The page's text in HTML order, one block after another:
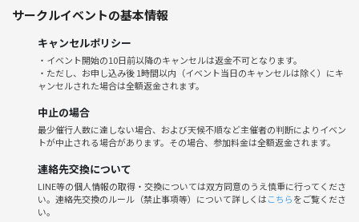
お酒を片手に、アラサー仲間と日々のストレスを忘れてリラックスしま
◯お酒が飲めない方も大歓迎！楽しめれば
◯1人参加限定なので初参加OK！
◯途中参加帰宅可能、残業遅れもOKです
気軽に参加してくださいね😊
19時半ごろ新宿駅の決めたお店集合！
まずは乾杯して軽く自己紹介タイム！
サークルイベントの基本情報
キャンセルポリシー
・イベント開始の10日前以降のキャンセルは返金不可となります。
・ただし、お申し込み後 1時間以内（イベント当日のキャンセルは除く）にキ
ャンセルされた場合は全額返金されます。
中止の場合
最少催行人数に達しない場合、および天候不順など主催者の判断によりイベン
トが中止される場合があります。その場合、参加料金は全額返金されます。
連絡先交換について
LINE等の個人情報の取得・交換については双方同意のうえ慎重に行ってくださ
い。連絡先交換のルール（禁止事項等）について詳しくはこちらをご覧くださ
い。